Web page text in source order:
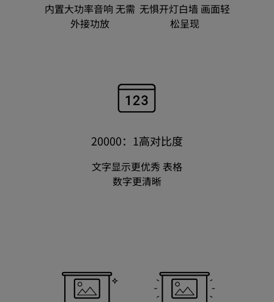
内置大功率音响 无需
外接功放
无惧开灯白墙 画面轻
松呈现
20000：1高对比度
文字显示更优秀 表格
数字更清晰